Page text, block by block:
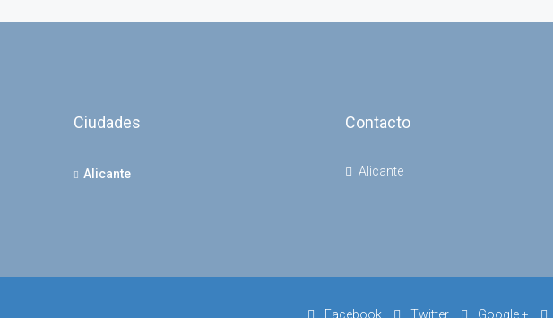
Ciudades
Alicante
Contacto
Alicante
Facebook Twitter Google +